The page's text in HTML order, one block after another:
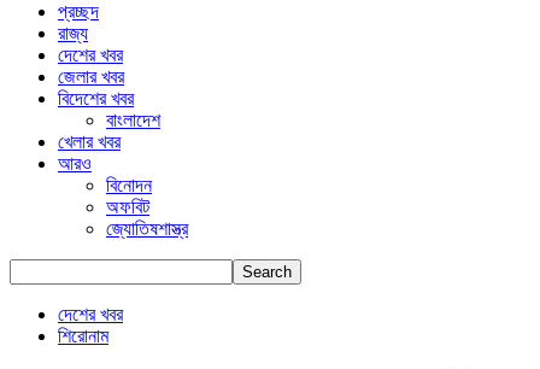
প্রচ্ছদ
রাজ্য
দেশের খবর
জেলার খবর
বিদেশের খবর
বাংলাদেশ
খেলার খবর
আরও
বিনোদন
অফবিট
জ্যোতিষশাস্ত্র
দেশের খবর
শিরোনাম